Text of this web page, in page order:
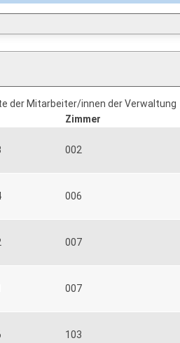
der Mitarbeiter/innen der Verwaltung
Zimmer
002
006
007
007
103